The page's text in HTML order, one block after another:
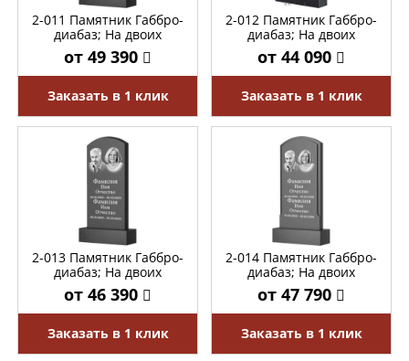
2-011 Памятник Габбро-
диабаз; На двоих
от 49 390
Заказать в 1 клик
2-012 Памятник Габбро-
диабаз; На двоих
от 44 090
Заказать в 1 клик
2-013 Памятник Габбро-
диабаз; На двоих
от 46 390
Заказать в 1 клик
2-014 Памятник Габбро-
диабаз; На двоих
от 47 790
Заказать в 1 клик